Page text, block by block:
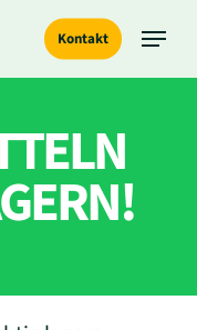
Kontakt Menu